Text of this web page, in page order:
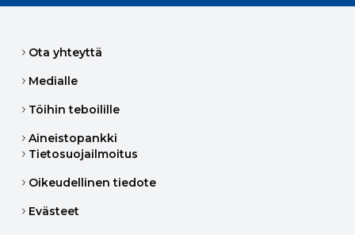
Ota yhteyttä
Medialle
Töihin teboilille
Aineistopankki
Tietosuojailmoitus
Oikeudellinen tiedote
Evästeet